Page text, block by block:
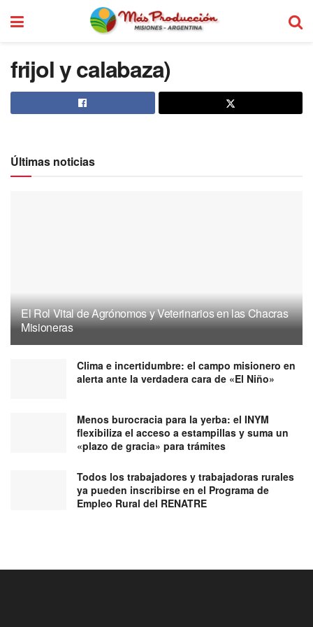
frijol y calabaza)
Últimas noticias
El Rol Vital de Agrónomos y Veterinarios en las Chacras
Misioneras
Clima e incertidumbre: el campo misionero en
alerta ante la verdadera cara de «El Niño»
Menos burocracia para la yerba: el INYM
flexibiliza el acceso a estampillas y suma un
«plazo de gracia» para trámites
Todos los trabajadores y trabajadoras rurales
ya pueden inscribirse en el Programa de
Empleo Rural del RENATRE